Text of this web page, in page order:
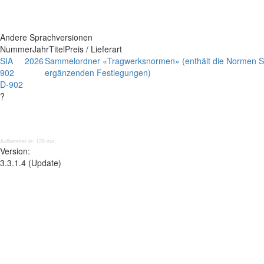
Andere Sprachversionen
NummerJahrTitelPreis / Lieferart
SIA
902
D-902
?
2026Sammelordner «Tragwerksnormen» (enthält die Normen
ergänzenden Festlegungen)
Aufbereitet in: 120 ms;
Version:
3.3.1.4 (Update)